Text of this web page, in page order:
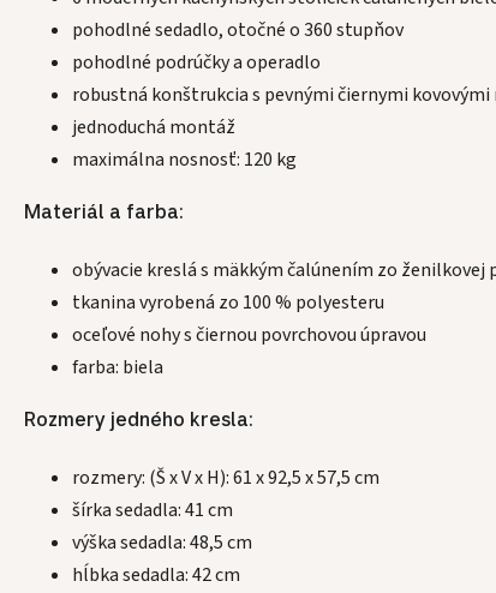
pohodlné sedadlo, otočné o 360 stupňov
pohodlné podrúčky a operadlo
robustná konštrukcia s pevnými čiernymi kovovými
jednoduchá montáž
maximálna nosnosť: 120 kg
Materiál a farba:
obývacie kreslá s mäkkým čalúnením zo ženilkovej
tkanina vyrobená zo 100 % polyesteru
oceľové nohy s čiernou povrchovou úpravou
farba: biela
Rozmery jedného kresla:
rozmery: (Š x V x H): 61 x 92,5 x 57,5 cm
šírka sedadla: 41 cm
výška sedadla: 48,5 cm
hĺbka sedadla: 42 cm